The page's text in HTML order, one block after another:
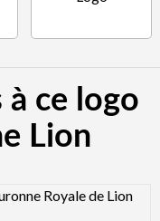
à ce logo
Lion
Image